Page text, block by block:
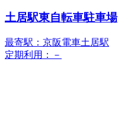
土居駅東自転車駐車場
最寄駅：京阪電車土居駅
定期利用：－